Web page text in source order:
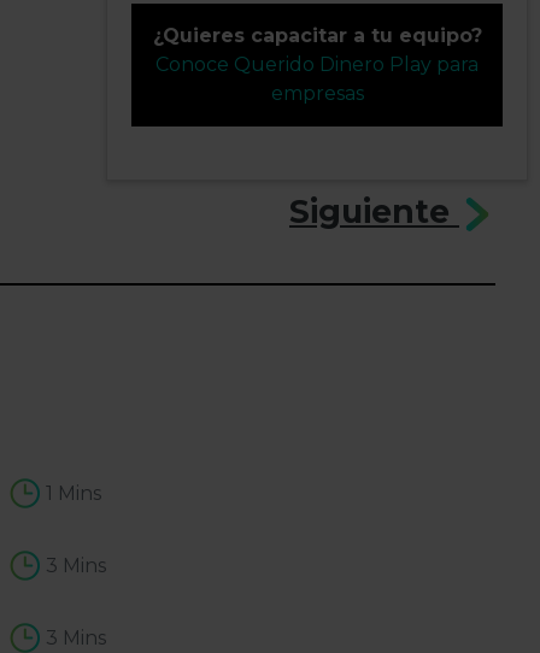
Siguiente
1 Mins
3 Mins
3 Mins
¿Quieres capacitar a tu equipo?
Conoce Querido Dinero Play para
empresas